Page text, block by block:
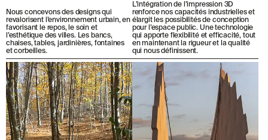
Nous concevons des designs qui
revalorisent l’environnement urbain, en
favorisant le repos, le soin et
l’esthétique des villes. Les bancs,
chaises, tables, jardinières, fontaines
et corbeilles.
L’intégration de l’impression 3D
renforce nos capacités industrielles et
élargit les possibilités de conception
pour l’espace public. Une technologie
qui apporte flexibilité et efficacité, tout
en maintenant la rigueur et la qualité
qui nous définissent.